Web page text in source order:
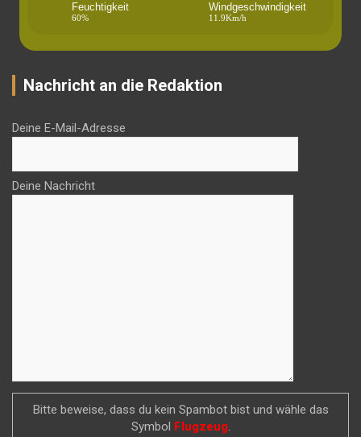
Feuchtigkeit
60%
Windgeschwindigkeit
11.9Km/h
Nachricht an die Redaktion
Deine E-Mail-Adresse
Deine Nachricht
Bitte beweise, dass du kein Spambot bist und wähle das
Symbol Flugzeug.